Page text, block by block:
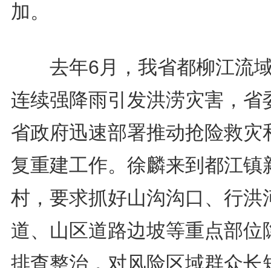
加。
去年6月，我省都柳江流
连续强降雨引发洪涝灾害，省
省政府迅速部署推动抢险救灾
复重建工作。徐麟来到都江镇
村，要求抓好山沟沟口、行洪
道、山区道路边坡等重点部位
排查整治，对风险区域群众长